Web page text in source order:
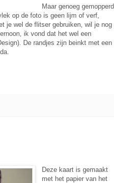
Maar genoeg gemopperd
op de foto is geen lijm of verf,
je wel de flitser gebruiken, wil je nog
ik vond dat het wel een
De randjes zijn beinkt met een
Deze kaart is gemaakt
met het papier van het